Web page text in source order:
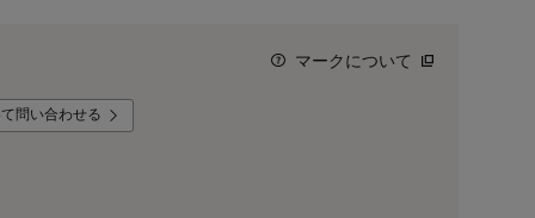
マークについて
問い合わせる